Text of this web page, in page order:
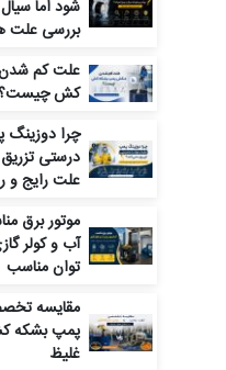
شود اما
بررسی علت‌
علت کم
کش
چرا دوزینگ
علت رایج
موتور برق
آب و کولر
توان مناسب
مقایسه
پمپ بشکه‌
غلیظ